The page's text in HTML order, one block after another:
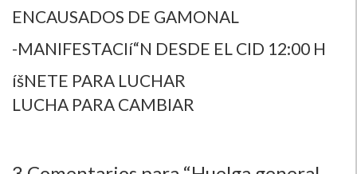
ENCAUSADOS DE GAMONAL
-MANIFESTACIí“N DESDE EL CID 12:00 H
íšNETE PARA LUCHAR
LUCHA PARA CAMBIAR